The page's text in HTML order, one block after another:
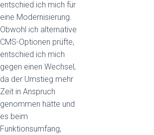
entschied ich mich für
eine Modernisierung.
Obwohl ich alternative
CMS-Optionen prüfte,
entschied ich mich
gegen einen Wechsel,
da der Umstieg mehr
Zeit in Anspruch
genommen hätte und
es beim
Funktionsumfang,